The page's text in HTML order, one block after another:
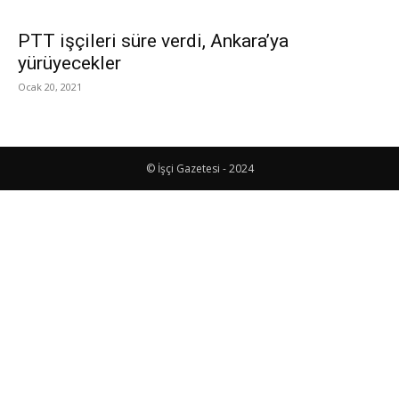
PTT işçileri süre verdi, Ankara’ya
yürüyecekler
Ocak 20, 2021
© İşçi Gazetesi - 2024